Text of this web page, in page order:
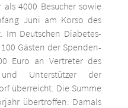
als 4000 Besucher sowie
Juni am Korso des
Im Deutschen Diabetes-
Gästen der Spenden-
Euro an Vertreter des
Unterstützer der
überreicht. Die Summe
übertroffen: Damals